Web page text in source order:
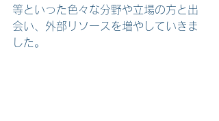
等といった色々な分野や立場の方と出
会い、外部リソースを増やしていきま
した。